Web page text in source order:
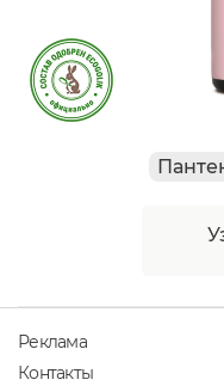
Реклама
Контакты